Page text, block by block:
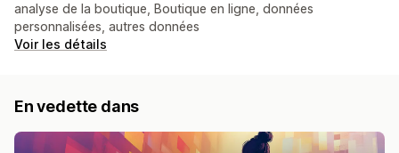
analyse de la boutique, Boutique en ligne, données
personnalisées, autres données
Voir les détails
En vedette dans